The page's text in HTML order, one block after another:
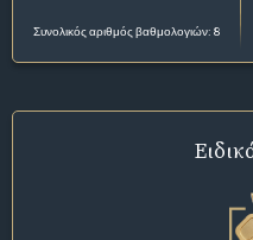
Συνολικός αριθμός βαθμολογιών: 8